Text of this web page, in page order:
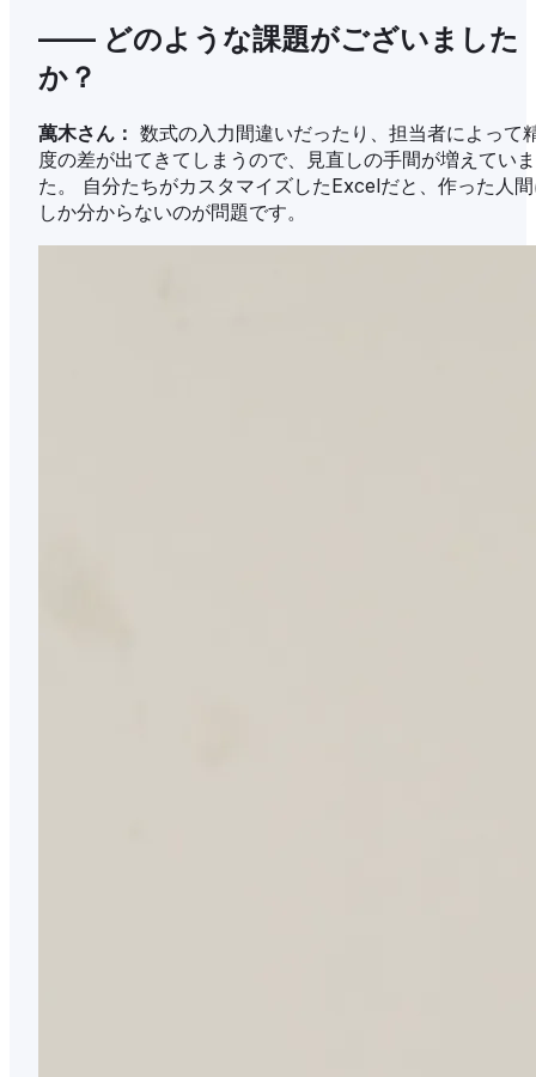
—— どのような課題がございました
か？
萬木さん： 数式の入力間違いだったり、担当者によって
度の差が出てきてしまうので、見直しの手間が増えてい
た。 自分たちがカスタマイズしたExcelだと、作った人
しか分からないのが問題です。